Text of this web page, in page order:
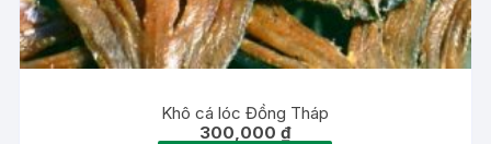
Khô cá lóc Đồng Tháp
300,000₫